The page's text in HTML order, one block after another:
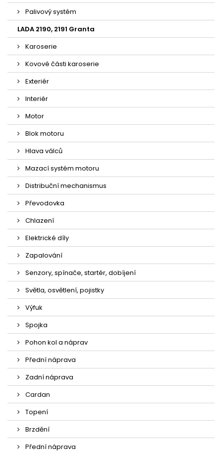
Palivový systém
LADA 2190, 2191 Granta
Karoserie
Kovové části karoserie
Exteriér
Interiér
Motor
Blok motoru
Hlava válců
Mazací systém motoru
Distribuční mechanismus
Převodovka
Chlazení
Elektrické díly
Zapalování
Senzory, spínače, startér, dobíjení
Světla, osvětlení, pojistky
Výfuk
Spojka
Pohon kol a náprav
Přední náprava
Zadní náprava
Cardan
Topení
Brzdění
Přední náprava